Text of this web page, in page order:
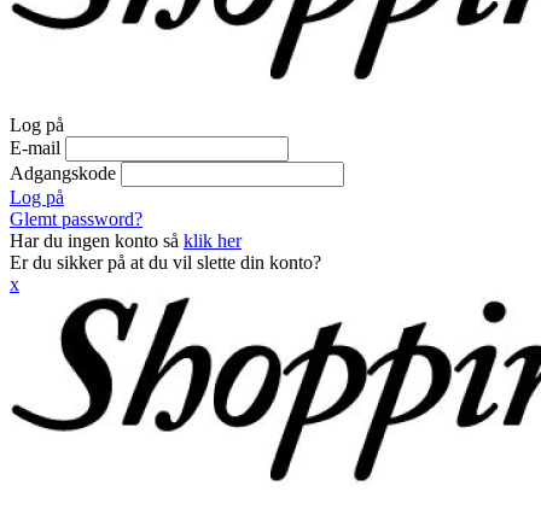
Log på
E-mail
Adgangskode
Log på
Glemt password?
Har du ingen konto så klik her
Er du sikker på at du vil slette din konto?
x